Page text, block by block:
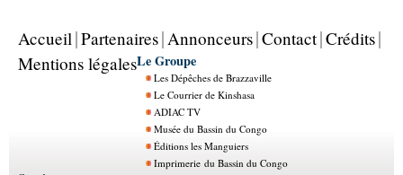
Accueil Partenaires Annonceurs Contact Crédits
Mentions légalesLe Groupe
Les Dépêches de Brazzaville
Le Courrier de Kinshasa
ADIAC TV
Musée du Bassin du Congo
Éditions les Manguiers
Imprimerie du Bassin du Congo